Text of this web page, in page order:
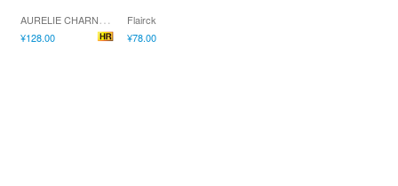
A
URELIE CHARNEUX,SILVIA GUERRA,DOROTHEE PIETQUIN,CLEM THOMAS,LISE OUSTRIC
¥128.00
Flairck
¥78.00